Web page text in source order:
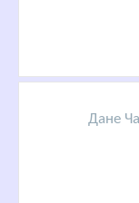
Дане